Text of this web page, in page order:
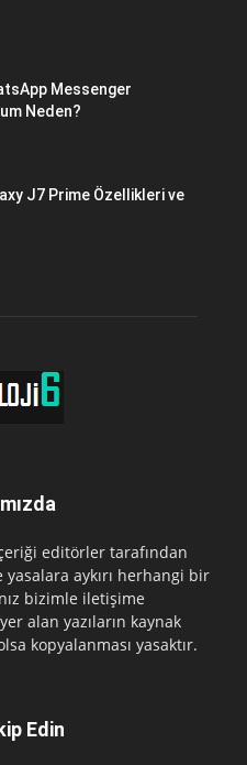
Messenger
Neden?
J7 Prime Özellikleri ve
editörler tarafından
aykırı herhangi bir
bizimle iletişime
alan yazıların kaynak
kopyalanması yasaktır.
Edin